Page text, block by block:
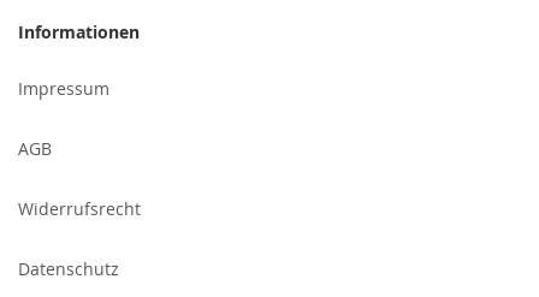
unseren
an:
Informationen
Impressum
AGB
Widerrufsrecht
Datenschutz